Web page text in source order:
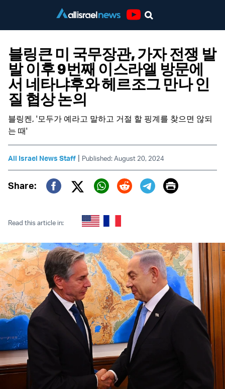
블링큰 미 국무장관, 가자 전쟁 발
발 이후 9번째 이스라엘 방문에
서 네타냐후와 헤르조그 만나 인
질 협상 논의
블링켄, '모두가 예라고 말하고 거절 할 핑계를 찾으면 않되
는 때'
All Israel News Staff | Published: August 20, 2024
Share:
Twitter (X)
Print
Read this article in: